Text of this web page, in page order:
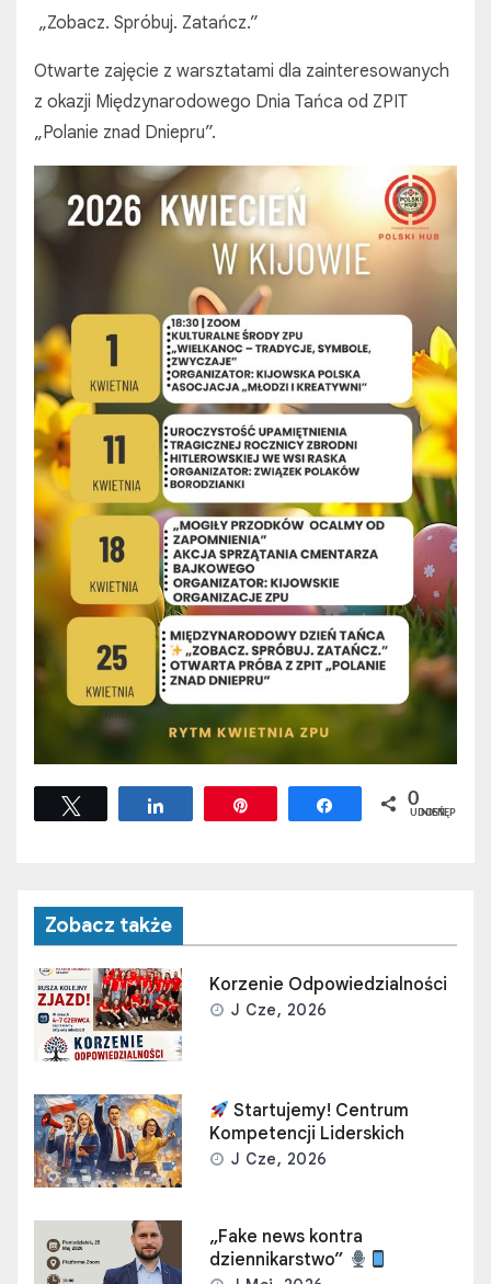
„Zobacz. Spróbuj. Zatańcz.”
Otwarte zajęcie z warsztatami dla zainteresowanych
z okazji Międzynarodowego Dnia Tańca od ZPIT
„Polanie znad Dniepru”.
Udostępnij Udostępnij
0
UDOSTĘPNIEŃ
Zobacz także
Korzenie Odpowiedzialności
J Cze, 2026
Startujemy! Centrum
Kompetencji Liderskich
J Cze, 2026
„Fake news kontra
dziennikarstwo”